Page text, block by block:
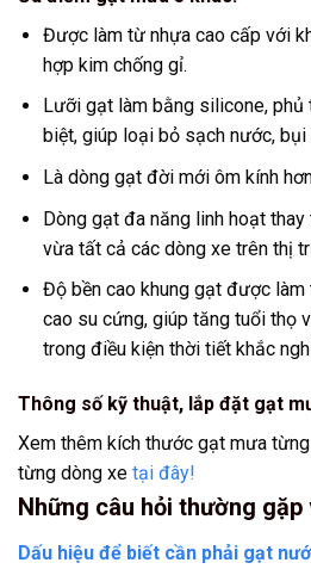
Được làm từ nhựa cao cấp với
hợp kim chống gỉ.
Lưỡi gạt làm bằng silicone, phủ
biệt, giúp loại bỏ sạch nước,
Là dòng gạt đời mới ôm kính
Dòng gạt đa năng linh hoạt
vừa tất cả các dòng xe trên thị
Độ bền cao khung gạt được
cao su cứng, giúp tăng tuổi thọ
trong điều kiện thời tiết khắc
Thông số kỹ thuật, lắp đặt gạt
Xem thêm kích thước gạt mưa
từng dòng xe tại đây!
Những câu hỏi thường gặp
Dấu hiệu để biết cần phải gạt